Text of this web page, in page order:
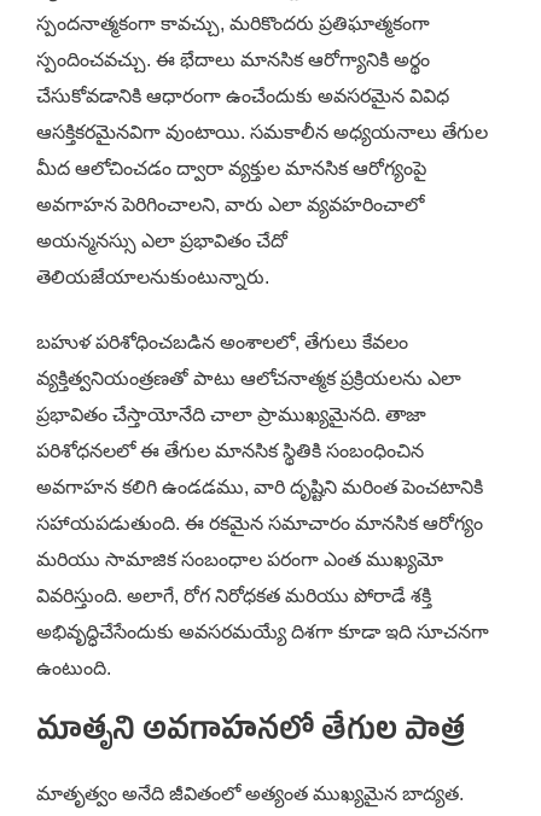
స్పందనాత్మకంగా కావచ్చు, మరికొందరు ప్రతిఘాత్మకంగా
స్పందించవచ్చు. ఈ భేదాలు మానసిక ఆరోగ్యానికి అర్థం
చేసుకోవడానికి ఆధారంగా ఉంచేందుకు అవసరమైన వివిధ
ఆసక్తికరమైనవిగా వుంటాయి. సమకాలీన అధ్యయనాలు తేగుల
మీద ఆలోచించడం ద్వారా వ్యక్తుల మానసిక ఆరోగ్యంపై
అవగాహన పెరిగించాలని, వారు ఎలా వ్యవహరించాలో
అయన్మనస్సు ఎలా ప్రభావితం చేదో
తెలియజేయాలనుకుంటున్నారు.
బహుళ పరిశోధించబడిన అంశాలలో, తేగులు కేవలం
వ్యక్తిత్వనియంత్రణతో పాటు ఆలోచనాత్మక ప్రక్రియలను ఎలా
ప్రభావితం చేస్తాయోనేది చాలా ప్రాముఖ్యమైనది. తాజా
పరిశోధనలలో ఈ తేగుల మానసిక స్థితికి సంబంధించిన
అవగాహన కలిగి ఉండడము, వారి దృష్టిని మరింత పెంచటానికి
సహాయపడుతుంది. ఈ రకమైన సమాచారం మానసిక ఆరోగ్యం
మరియు సామాజిక సంబంధాల పరంగా ఎంత ముఖ్యమో
వివరిస్తుంది. అలాగే, రోగ నిరోధకత మరియు పోరాడే శక్తి
అభివృద్ధిచేసేందుకు అవసరమయ్యే దిశగా కూడా ఇది సూచనగా
ఉంటుంది.
మాతృని అవగాహనలో తేగుల పాత్ర
మాతృత్వం అనేది జీవితంలో అత్యంత ముఖ్యమైన బాద్యత.